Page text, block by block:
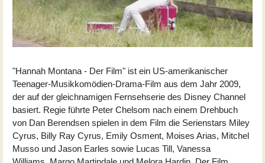
"Hannah Montana - Der Film" ist ein US-amerikanischer
Teenager-Musikkomödien-Drama-Film aus dem Jahr 2009,
der auf der gleichnamigen Fernsehserie des Disney Channel
basiert. Regie führte Peter Chelsom nach einem Drehbuch
von Dan Berendsen spielen in dem Film die Serienstars Miley
Cyrus, Billy Ray Cyrus, Emily Osment, Moises Arias, Mitchel
Musso und Jason Earles sowie Lucas Till, Vanessa